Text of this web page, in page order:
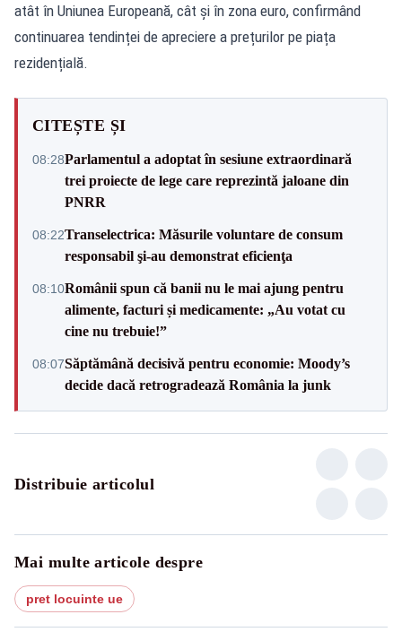
atât în Uniunea Europeană, cât și în zona euro, confirmând
continuarea tendinței de apreciere a prețurilor pe piața
rezidențială.
CITEȘTE ȘI
08:28Parlamentul a adoptat în sesiune extraordinară
trei proiecte de lege care reprezintă jaloane din
PNRR
08:22Transelectrica: Măsurile voluntare de consum
responsabil şi-au demonstrat eficienţa
08:10Românii spun că banii nu le mai ajung pentru
alimente, facturi și medicamente: „Au votat cu
cine nu trebuie!”
08:07Săptămână decisivă pentru economie: Moody’s
decide dacă retrogradează România la junk
Distribuie articolul
Mai multe articole despre
pret locuinte ue